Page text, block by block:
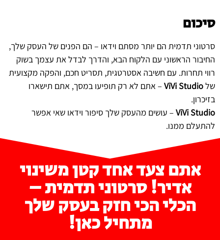
סיכום
סרטוני תדמית הם יותר מסתם וידאו – הם הפנים של העסק שלך,
החיבור הראשוני עם הלקוח הבא, והדרך לבדל את עצמך בשוק
רווי תחרות. עם חשיבה אסטרטגית, תסריט חכם, והפקה מקצועית
שלViVi Studio – אתם לא רק תופיעו במסך, אתם תישארו
בזיכרון.
ViVi Studio – עושים מהעסק שלך סיפור וידאו שאי אפשר
להתעלם ממנו.
אתם צעד אחד קטן משינוי
אדיר! סרטוני תדמית –
הכלי הכי חזק בעסק שלך
מתחיל כאן!